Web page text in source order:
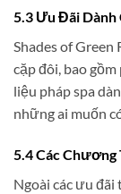
5.3 Ưu Đãi Dành
Shades of Green
cặp đôi, bao
liệu pháp spa
những ai muốn
5.4 Các
Ngoài các ưu đãi